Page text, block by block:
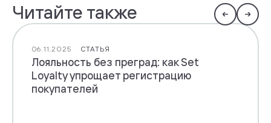
Читайте также
06.11.2025 СТАТЬЯ
Лояльность без преград: как Set
Loyalty упрощает регистрацию
покупателей